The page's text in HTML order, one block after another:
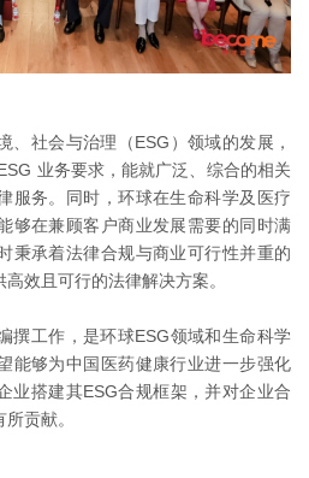
、社会与治理（ESG）领域的发展，
业务要求，能就广泛、综合的相关
服务。同时，环球在生命科学及医疗
够在兼顾客户商业发展需要的同时满
秉承着法律合规与商业可行性并重的
效且可行的法律解决方案。
撰工作，是环球ESG领域和生命科学
能够为中国医药健康行业进一步强化
业搭建其ESG合规框架，并对企业合
贡献。